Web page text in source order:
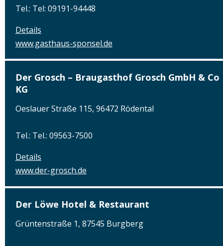
Tel.: Tel: 09191-94448
Details
www.gasthaus-sponsel.de
Der Grosch – Braugasthof Grosch GmbH & Co
KG
Oeslauer Straße 115, 96472 Rödental
Tel.: Tel.: 09563-7500
Details
www.der-grosch.de
Der Löwe Hotel & Restaurant
Grüntenstraße 1, 87545 Burgberg